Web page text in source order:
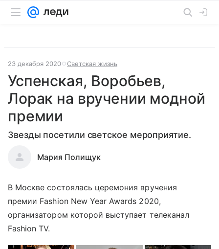
23 декабря 2020 Светская жизнь
Успенская, Воробьев,
Лорак на вручении модной
премии
Звезды посетили светское мероприятие.
Мария Полищук
В Москве состоялась церемония вручения
премии Fashion New Year Awards 2020,
организатором которой выступает телеканал
Fashion TV.